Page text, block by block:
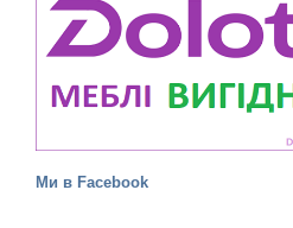
Ми в Facebook